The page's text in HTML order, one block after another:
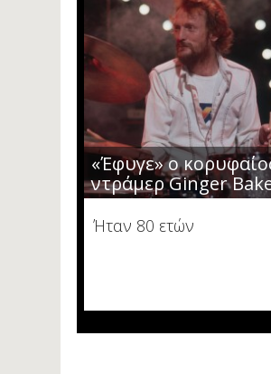
«Έφυγε» ο
ντράμερ Ginger
Ήταν 80 ετών